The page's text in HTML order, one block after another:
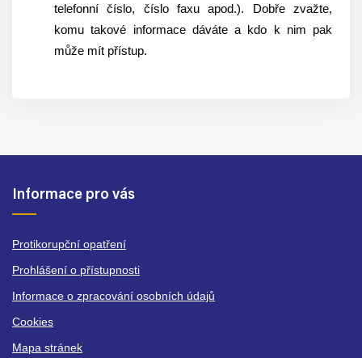
telefonní číslo, číslo faxu apod.). Dobře zvažte,
komu takové informace dáváte a kdo k nim pak
může mít přístup.
Informace pro vás
Protikorupční opatření
Prohlášení o přístupnosti
Informace o zpracování osobních údajů
Cookies
Mapa stránek